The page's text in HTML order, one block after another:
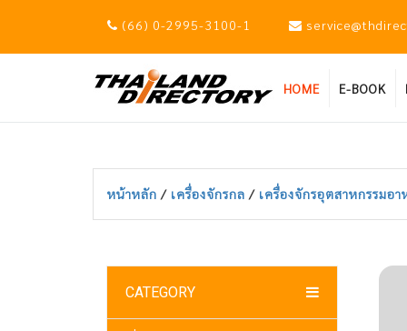
(66) 0-2995-3100-1
HOME E-BOOK
หน้าหลัก / เครื่องจักรกล / เครื่องจักรอุตสาหกรรมอ
CATEGORY